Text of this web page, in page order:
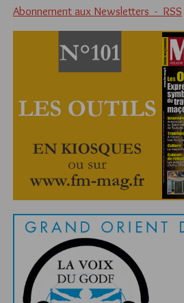
Abonnement aux Newsletters - RSS